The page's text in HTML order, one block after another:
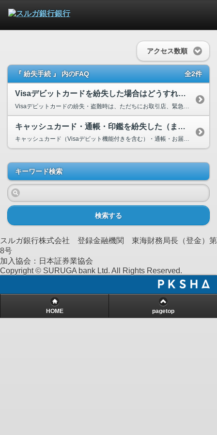
アクセス数順
『 紛失手続 』 内のFAQ 全2件
Visaデビットカードを紛失した場合はどうすればいいですか?
Visaデビットカードの紛失・盗難時は、ただちにお取引店、緊急サポートセンター、Visaデ...
キャッシュカード・通帳・印鑑を紛失した（または盗難にあった）場合はどうすれ...
キャッシュカード（Visaデビット機能付きを含む）・通帳・お届印のいずれかの紛失・盗難時は、た...
キーワード検索
検索する
スルガ銀行株式会社 登録金融機関 東海財務局長（登金）第
8号
加入協会：日本証券業協会
Copyright © SURUGA bank Ltd. All Rights Reserved.
HOME pagetop